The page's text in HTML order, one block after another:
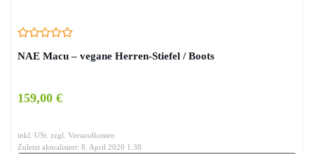
NAE Macu – vegane Herren-Stiefel / Boots
159,00 €
inkl. USt. zzgl. Versandkosten
Zuletzt aktualisiert: 8. April 2020 1:38